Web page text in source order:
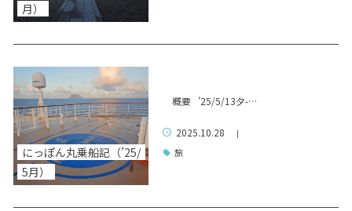
月）
にっぽん丸乗船記（’25/
5月）
概要 ’25/5/13夕-…
2025.10.28 |
旅